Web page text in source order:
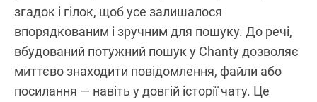
згадок і гілок, щоб усе залишалося
впорядкованим і зручним для пошуку. До речі,
вбудований потужний пошук у Chanty дозволяє
миттєво знаходити повідомлення, файли або
посилання — навіть у довгій історії чату. Це